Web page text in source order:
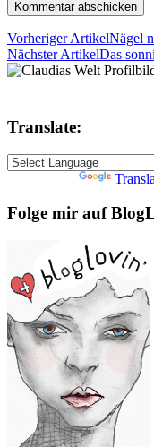
Vorheriger ArtikelNägel
Nächster ArtikelDas
Translate:
Folge mir auf